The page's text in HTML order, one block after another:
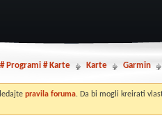
Programi # Karte Karte Garmin
pravila foruma. Da bi mogli kreirati